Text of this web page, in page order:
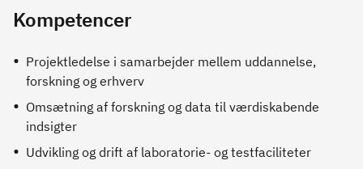
Kompetencer
Projektledelse i samarbejder mellem uddannelse,
forskning og erhverv
Omsætning af forskning og data til værdiskabende
indsigter
Udvikling og drift af laboratorie- og testfaciliteter